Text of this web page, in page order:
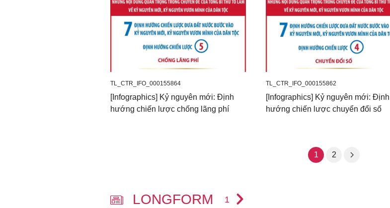
TL_CTR_IFO_000155864
[Infographics] Kỷ nguyên mới: Định
hướng chiến lược chống lãng phí
TL_CTR_IFO_000155862
[Infographics] Kỷ nguyên mới: Định
hướng chiến lược chuyển đổi số
1 2
LONGFORM 1